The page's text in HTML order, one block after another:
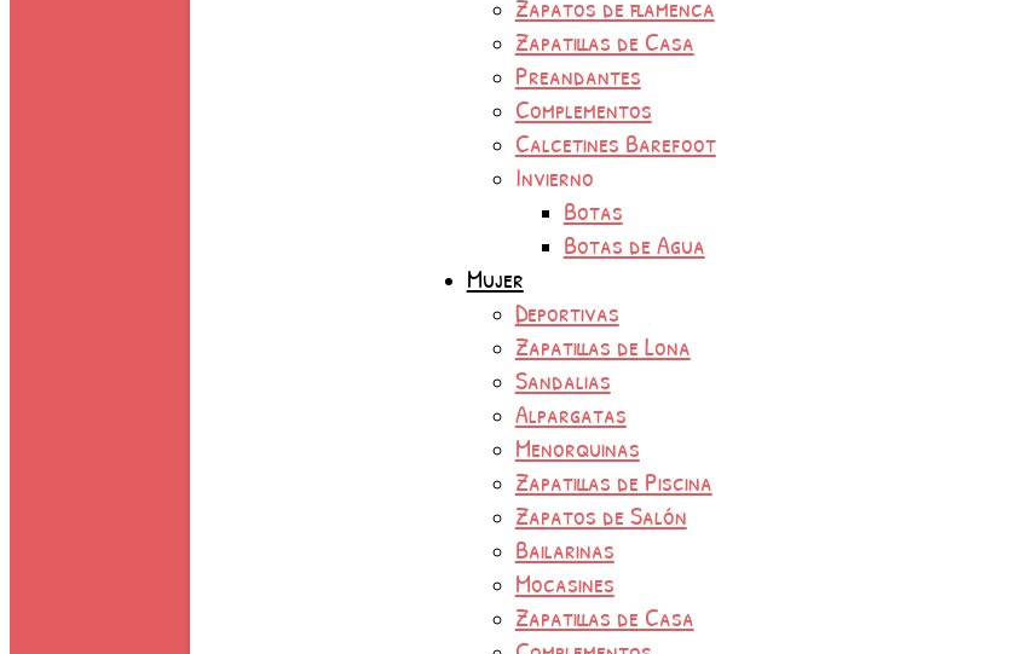
Zapatos de flamenca
Zapatillas de Casa
Preandantes
Complementos
Calcetines Barefoot
Invierno
Botas
Botas de Agua
Mujer
Deportivas
Zapatillas de Lona
Sandalias
Alpargatas
Menorquinas
Zapatillas de Piscina
Zapatos de Salón
Bailarinas
Mocasines
Zapatillas de Casa